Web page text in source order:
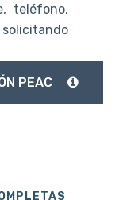
teléfono,
PEAC